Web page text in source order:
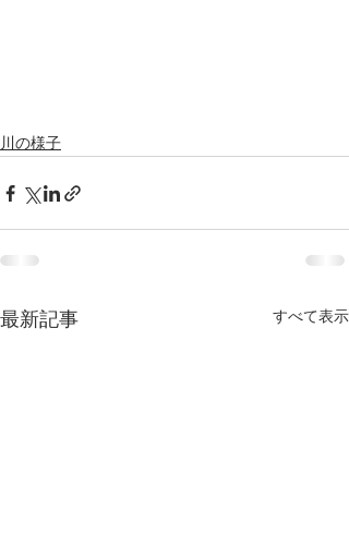
川の様子
最新記事 すべて表示